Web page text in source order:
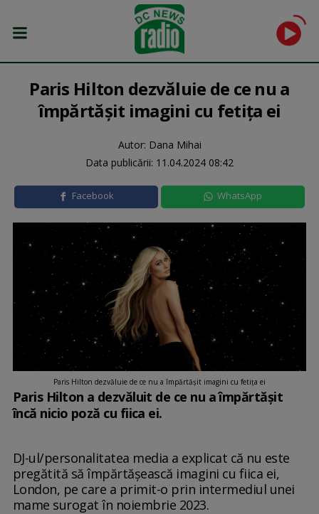
Paris Hilton dezvăluie de ce nu a
împărtășit imagini cu fetița ei
Autor: Dana Mihai
Data publicării: 11.04.2024 08:42
Facebook WhatsApp
Paris Hilton dezvăluie de ce nu a împărtășit imagini cu fetița ei
Paris Hilton a dezvăluit de ce nu a împărtășit
încă nicio poză cu fiica ei.
DJ-ul/personalitatea media a explicat că nu este
pregătită să împărtășească imagini cu fiica ei,
London, pe care a primit-o prin intermediul unei
mame surogat în noiembrie 2023.